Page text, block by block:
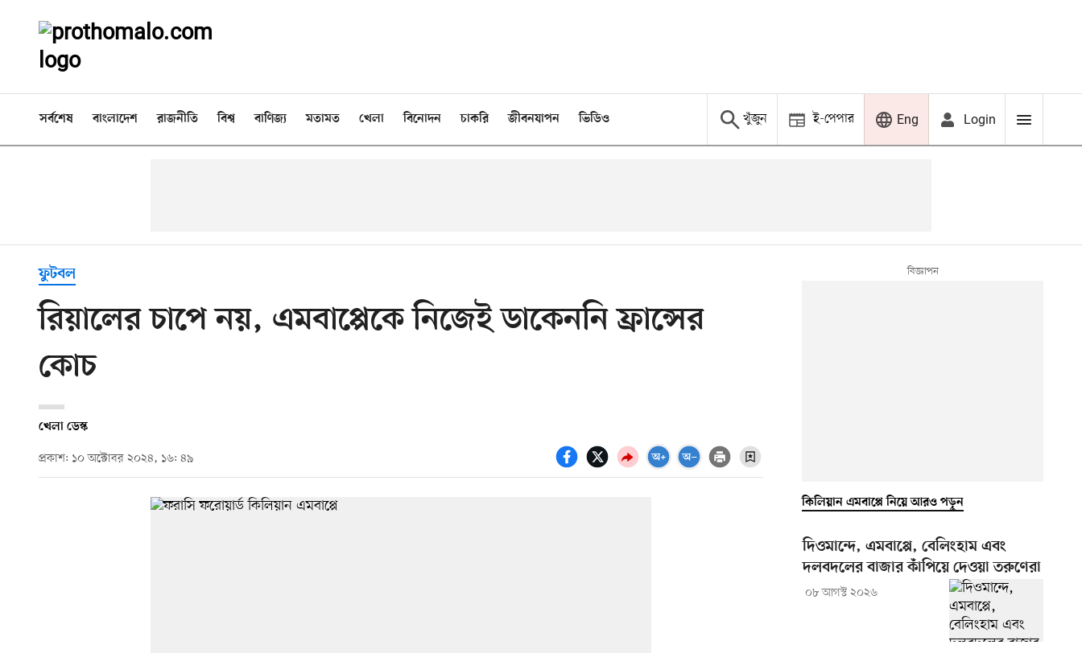
সর্বশেষ বাংলাদেশ রাজনীতি বিশ্ব বাণিজ্য মতামত খেলা বিনোদন চাকরি জীবনযাপন ভিডিও খুঁজুন ই-পেপার Eng Login
ফুটবল
রিয়ালের চাপে নয়, এমবাপ্পেকে নিজেই ডাকেননি ফ্রান্সের
কোচ
খেলা ডেস্ক
প্রকাশ: ১০ অক্টোবর ২০২৪, ১৬: ৪৯
কিলিয়ান এমবাপ্পে নিয়ে আরও পড়ুন
দিওমান্দে, এমবাপ্পে, বেলিংহাম এবং
দলবদলের বাজার কাঁপিয়ে দেওয়া তরুণেরা
০৮ আগস্ট ২০২৬